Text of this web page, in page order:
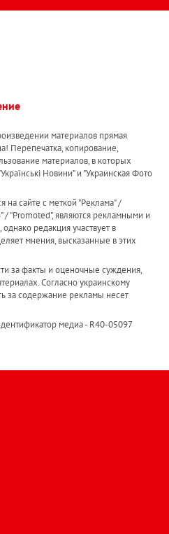
материалов прямая
Перепечатка, копирование,
материалов, в которых
Новини" и "Украинская Фото
сайте с меткой "Реклама" /
"Promoted", являются рекламными и
редакция участвует в
мнения, высказанные в этих
за факты и оценочные суждения,
Согласно украинскому
за содержание рекламы несет
медиа - R40-05097